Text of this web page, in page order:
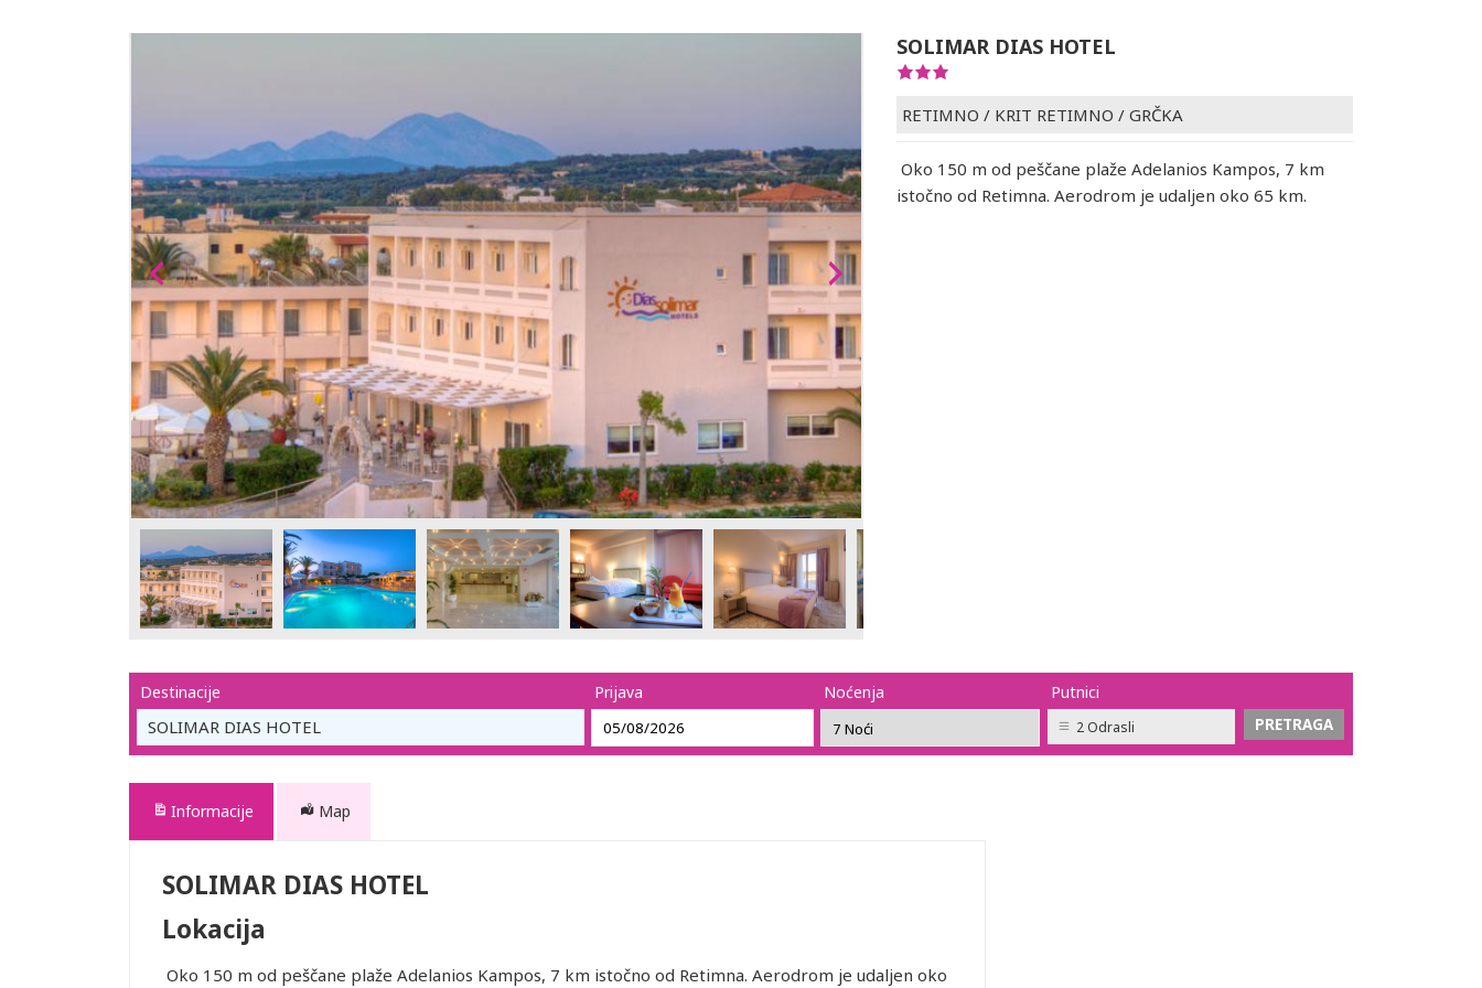
SOLIMAR DIAS HOTEL
RETIMNO / KRIT RETIMNO / GRČKA
Oko 150 m od peščane plaže Adelanios Kampos, 7 km
istočno od Retimna. Aerodrom je udaljen oko 65 km.
Destinacije
SOLIMAR DIAS HOTEL
Prijava Noćenja Putnici
2 Odrasli
Informacije Map
SOLIMAR DIAS HOTEL
Lokacija
Oko 150 m od peščane plaže Adelanios Kampos, 7 km istočno od Retimna. Aerodrom je udaljen oko